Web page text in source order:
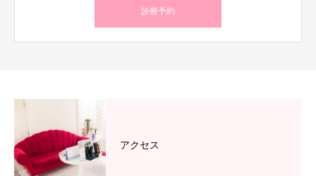
診療予約
アクセス